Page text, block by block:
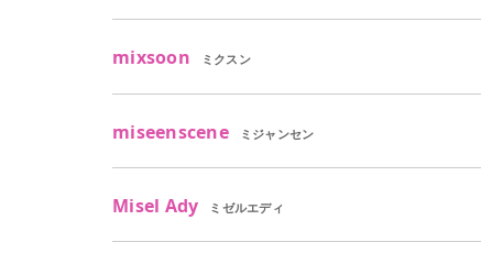
mixsoon ミクスン
miseenscene ミジャンセン
Misel Ady ミゼルエディ